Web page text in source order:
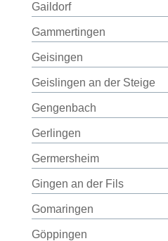
Gaildorf
Gammertingen
Geisingen
Geislingen an der Steige
Gengenbach
Gerlingen
Germersheim
Gingen an der Fils
Gomaringen
Göppingen